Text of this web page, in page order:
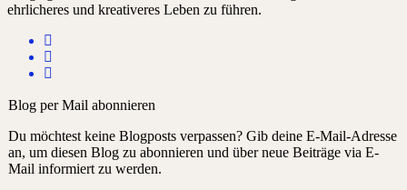
ehrlicheres und kreativeres Leben zu führen.
Blog per Mail abonnieren
Du möchtest keine Blogposts verpassen? Gib deine E-Mail-Adresse
an, um diesen Blog zu abonnieren und über neue Beiträge via E-
Mail informiert zu werden.